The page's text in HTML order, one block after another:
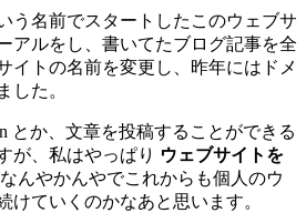
う名前でスタートしたこのウェブサ
アルをし、書いてたブログ記事を全
イトの名前を変更し、昨年にはドメ
した。
とか、文章を投稿することができる
が、私はやっぱり ウェブサイトを
んやかんやでこれからも個人のウ
けていくのかなあと思います。